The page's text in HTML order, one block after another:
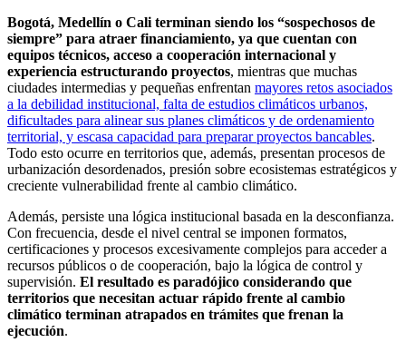
Bogotá, Medellín o Cali terminan siendo los “sospechosos de
siempre” para atraer financiamiento, ya que cuentan con
equipos técnicos, acceso a cooperación internacional y
experiencia estructurando proyectos, mientras que muchas
ciudades intermedias y pequeñas enfrentan mayores retos asociados
a la debilidad institucional, falta de estudios climáticos urbanos,
dificultades para alinear sus planes climáticos y de ordenamiento
territorial, y escasa capacidad para preparar proyectos bancables.
Todo esto ocurre en territorios que, además, presentan procesos de
urbanización desordenados, presión sobre ecosistemas estratégicos y
creciente vulnerabilidad frente al cambio climático.
Además, persiste una lógica institucional basada en la desconfianza.
Con frecuencia, desde el nivel central se imponen formatos,
certificaciones y procesos excesivamente complejos para acceder a
recursos públicos o de cooperación, bajo la lógica de control y
supervisión. El resultado es paradójico considerando que
territorios que necesitan actuar rápido frente al cambio
climático terminan atrapados en trámites que frenan la
ejecución.